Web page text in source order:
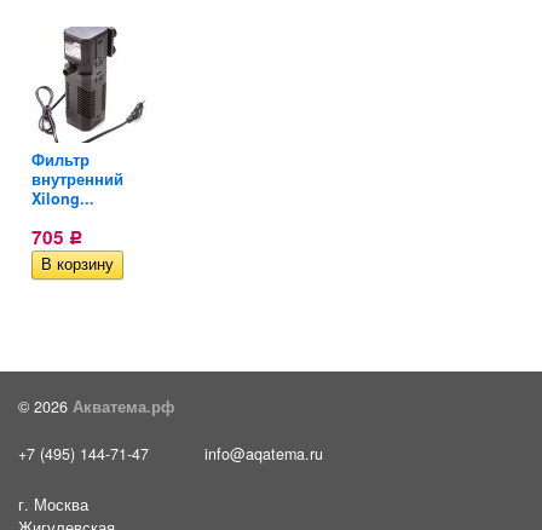
Фильтр
внутренний
Xilong...
705 Р
© 2026 Акватема.рф
+7 (495) 144-71-47 info@aqatema.ru
г. Москва